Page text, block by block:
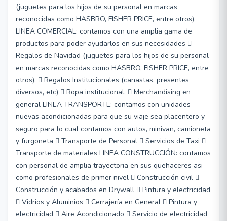
(juguetes para los hijos de su personal en marcas
reconocidas como HASBRO, FISHER PRICE, entre otros).
LINEA COMERCIAL: contamos con una amplia gama de
productos para poder ayudarlos en sus necesidades 
Regalos de Navidad (juguetes para los hijos de su personal
en marcas reconocidas como HASBRO, FISHER PRICE, entre
otros).  Regalos Institucionales (canastas, presentes
diversos, etc)  Ropa institucional.  Merchandising en
general LINEA TRANSPORTE: contamos con unidades
nuevas acondicionadas para que su viaje sea placentero y
seguro para lo cual contamos con autos, minivan, camioneta
y furgoneta  Transporte de Personal  Servicios de Taxi 
Transporte de materiales LINEA CONSTRUCCIÓN: contamos
con personal de amplia trayectoria en sus quehaceres asi
como profesionales de primer nivel  Construcción civil 
Construcción y acabados en Drywall  Pintura y electricidad
 Vidrios y Aluminios  Cerrajería en General  Pintura y
electricidad  Aire Acondicionado  Servicio de electricidad